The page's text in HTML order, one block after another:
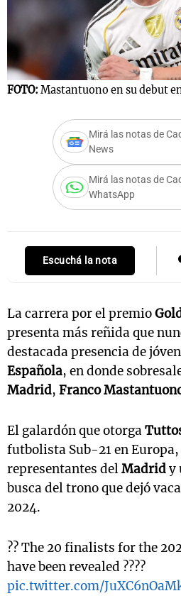
FOTO: Mastantuono en su debut
Mirá las notas de
News
Mirá las notas de
WhatsApp
Escuchá la nota
La carrera por el premio
presenta más reñida que
destacada presencia de
Española, en donde
Madrid, Franco
El galardón que otorga
futbolista Sub-21 en
representantes delMadridy
busca del trono que dejó
2024.
?? The 20 finalists for the
have been revealed ????
pic.twitter.com/
Notas